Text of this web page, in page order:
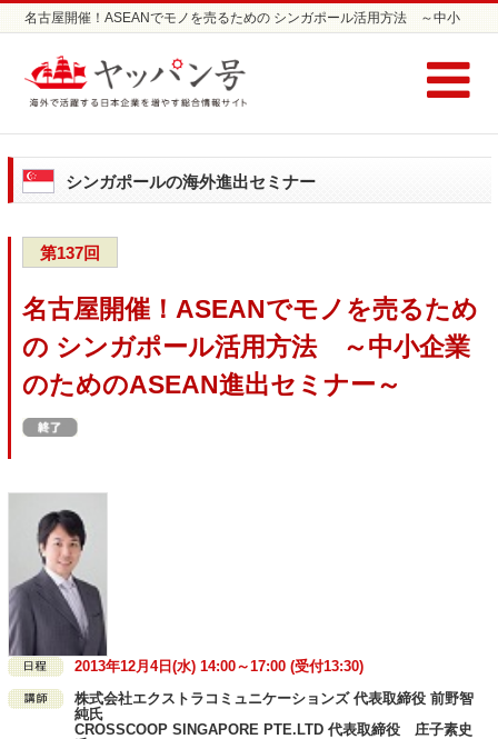
名古屋開催！ASEANでモノを売るための シンガポール活用方法 ～中小
パン号
シンガポールの海外進出セミナー
第137回
名古屋開催！ASEANでモノを売るため
の シンガポール活用方法 ～中小企業
のためのASEAN進出セミナー～
2013年12月4日(水) 14:00～17:00 (受付13:30)
株式会社エクストラコミュニケーションズ 代表取締役 前野智
純氏
CROSSCOOP SINGAPORE PTE.LTD 代表取締役 庄子素史